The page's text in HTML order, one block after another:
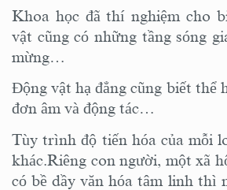
Khoa học đã thí nghiệm cho
vật cũng có những tầng sóng
mừng…
Động vật hạ đẳng cũng biết thể
đơn âm và động tác…
Tùy trình độ tiến hóa của mỗi
khác.Riêng con người, một xã
có bề dầy văn hóa tâm linh thì